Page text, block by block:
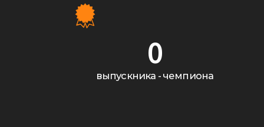
0
выпускника - чемпиона